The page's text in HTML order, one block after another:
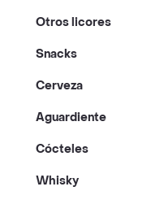
Otros licores
Snacks
Cerveza
Aguardiente
Cócteles
Whisky